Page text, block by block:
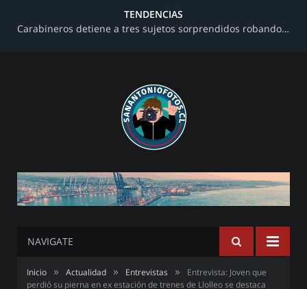
TENDENCIAS
Carabineros detiene a tres sujetos sorprendidos robando al interior de una farmacia en avenida Barros Luco
NAVIGATE
Inicio » Actualidad » Entrevistas »
Entrevista: Joven que
perdió su pierna en ex estación de trenes de Llolleo se destaca